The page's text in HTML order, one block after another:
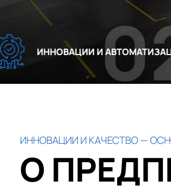
И АВТОМАТИЗАЦИЯ
02
ИННОВАЦИИ И КАЧЕСТВО —
О